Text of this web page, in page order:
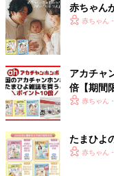
赤ちゃん
赤ちゃん
アカチャ
倍【期間
赤ちゃん
たまひよ
赤ちゃん